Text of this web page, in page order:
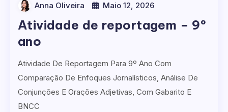
Anna Oliveira Maio 12, 2026
Atividade de reportagem – 9º
ano
Atividade De Reportagem Para 9º Ano Com
Comparação De Enfoques Jornalísticos, Análise De
Conjunções E Orações Adjetivas, Com Gabarito E
BNCC